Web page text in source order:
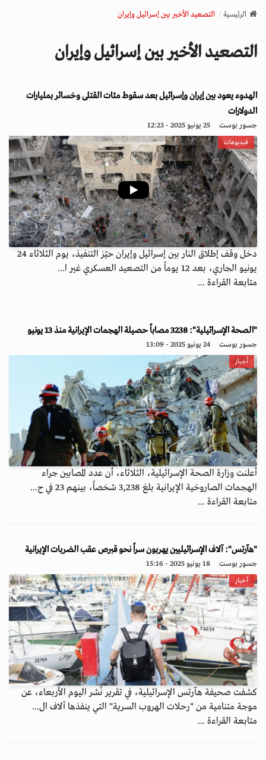
v
a
o
n
الرئيسية التصعيد الأخير بين إسرائيل وإيران
التصعيد الأخير بين إسرائيل وإيران
الهدوء يعود بين إيران وإسرائيل بعد سقوط مئات القتلى وخسائر بمليارات
الدولارات
جسور بوست 25 يونيو 2025 - 12:23
فيديوهات
دخل وقف إطلاق النار بين إسرائيل وإيران حيّز التنفيذ، يوم الثلاثاء 24
يونيو الجاري، بعد 12 يوماً من التصعيد العسكري غير ا...
متابعة القراءة ...
"الصحة الإسرائيلية": 3238 مصاباً حصيلة الهجمات الإيرانية منذ 13 يونيو
جسور بوست 24 يونيو 2025 - 13:09
أخبار
أعلنت وزارة الصحة الإسرائيلية، الثلاثاء، أن عدد المصابين جراء
الهجمات الصاروخية الإيرانية بلغ 3,238 شخصاً، بينهم 23 في ح...
متابعة القراءة ...
"هآرتس": آلاف الإسرائيليين يهربون سراً نحو قبرص عقب الضربات الإيرانية
جسور بوست 18 يونيو 2025 - 15:16
أخبار
كشفت صحيفة هآرتس الإسرائيلية، في تقرير نُشر اليوم الأربعاء، عن
موجة متنامية من "رحلات الهروب السرية" التي ينفذها آلاف ال...
متابعة القراءة ...